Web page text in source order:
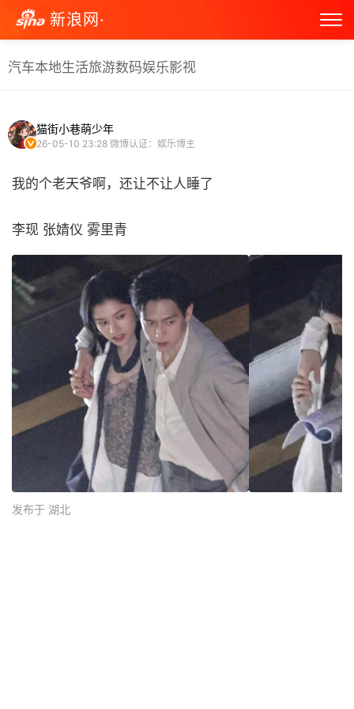
新浪网·
汽车本地生活旅游数码娱乐影视
猫街小巷萌少年
26-05-10 23:28 微博认证：娱乐博主
我的个老天爷啊，还让不让人睡了
李现 张婧仪 雾里青 ​
发布于 湖北